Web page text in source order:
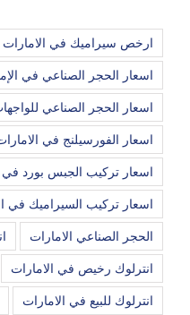
ارخص سيراميك في الامارات
اسعار الحجر الصناعي في
اسعار الحجر الصناعي
اسعار الفورسيلنج في
اسعار تركيب الجبس بورد في
اسعار تركيب السيراميك في
الحجر الصناعي الامارات
انترلوك رخيص في الامارات
انترلوك للبيع في الامارات